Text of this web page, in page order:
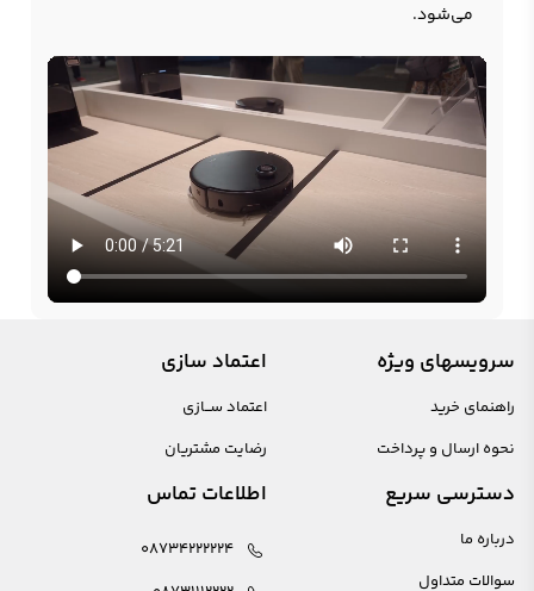
می‌شود.
سرویسهای ویژه
راهنمای خرید
نحوه ارسال و پرداخت
اعتماد سازی
اعتماد ســازی
رضایت مشتریان
دسترسی سریع
درباره ما
سوالات متداول
اطلاعات تماس
08734222224